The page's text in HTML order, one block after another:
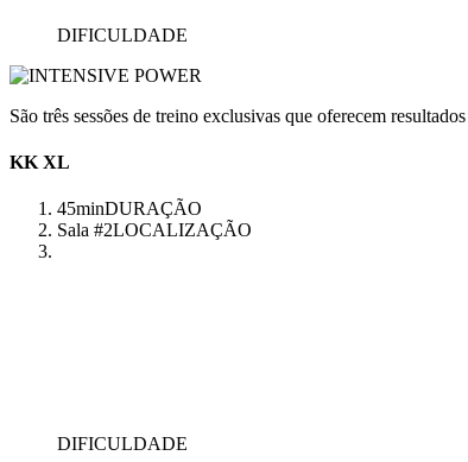
DIFICULDADE
São três sessões de treino exclusivas que oferecem
KK XL
45minDURAÇÃO
Sala #2LOCALIZAÇÃO
DIFICULDADE